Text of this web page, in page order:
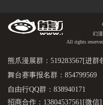
幻
All rights
熊爪漫展群：519283567[进群
舞台赛事报名群：
自由行QQ群：838940171
招商合作：13804537561[微信]